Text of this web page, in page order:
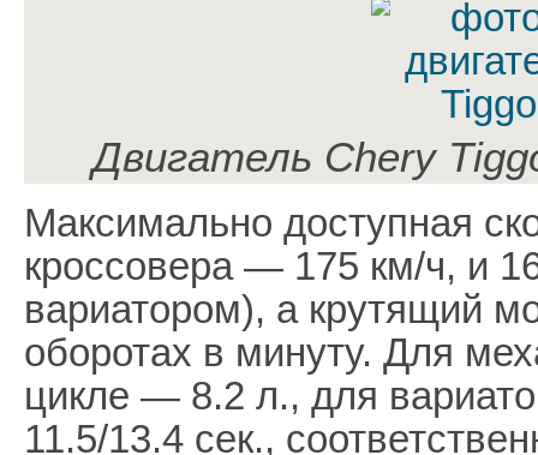
Двигатель Chery
Максимально доступная
кроссовера — 175 км/ч, и
вариатором), а крутящий
оборотах в минуту. Для
цикле — 8.2 л., для
11.5/13.4 сек.,